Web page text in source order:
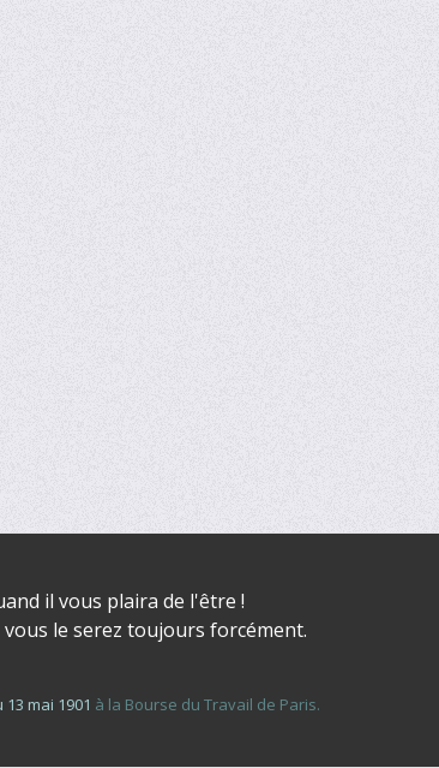
il vous plaira de l'être !
le serez toujours forcément.
mai 1901 à la Bourse du Travail de Paris.